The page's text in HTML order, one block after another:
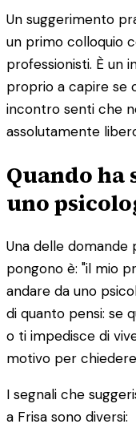
Un suggerimento
un primo colloquio
professionisti. È un
proprio a capire se
incontro senti che
assolutamente
Quando ha
uno
Una delle
pongono è: "il mio
andare da uno
di quanto pensi: se
o ti impedisce di
motivo per
I segnali che
a Frisa sono diversi: